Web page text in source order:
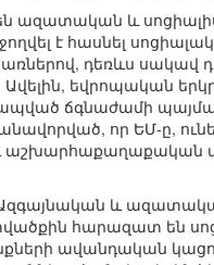
ազատական և
է հասնել
դեռևս սակավ
եվրոպական
ճգնաժամի
որ ԵՄ-ը,
և
հարազատ են
ավանդական